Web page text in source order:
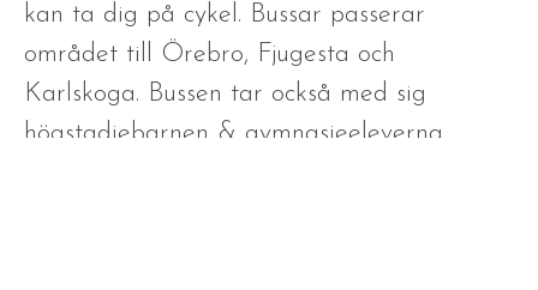
kan ta dig på cykel. Bussar passerar
området till Örebro, Fjugesta och
Karlskoga. Bussen tar också med sig
högstadiebarnen & gymnasieeleverna